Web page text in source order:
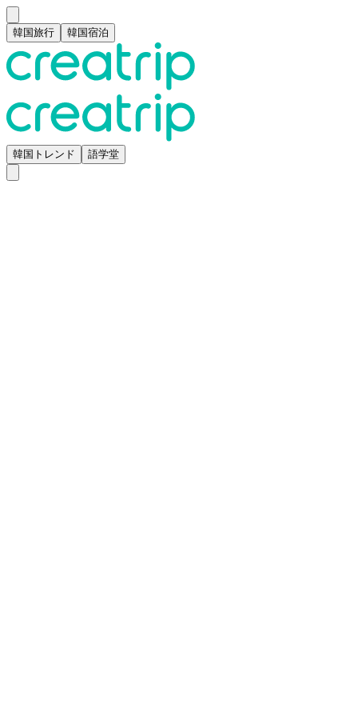
韓国旅行 韓国宿泊
韓国トレンド 語学堂